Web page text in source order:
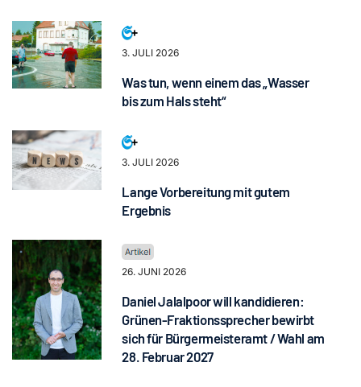
3. JULI 2026
Was tun, wenn einem das „Wasser
bis zum Hals steht“
3. JULI 2026
Lange Vorbereitung mit gutem
Ergebnis
26. JUNI 2026
Daniel Jalalpoor will kandidieren:
Grünen-Fraktionssprecher bewirbt
sich für Bürgermeisteramt / Wahl am
28. Februar 2027